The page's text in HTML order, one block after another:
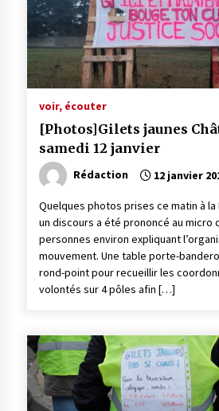
voir, écouter
[Photos]Gilets jaunes
samedi 12 janvier
Rédaction 12 janvier
Quelques photos prises ce matin à la
un discours a été prononcé au micro
personnes environ expliquant
mouvement. Une table porte-
rond-point pour recueillir les
volontés sur 4 pôles afin […]